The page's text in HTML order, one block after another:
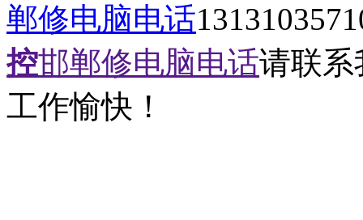
郸修电脑电话
控邯郸修电脑电话请联系
工作愉快！